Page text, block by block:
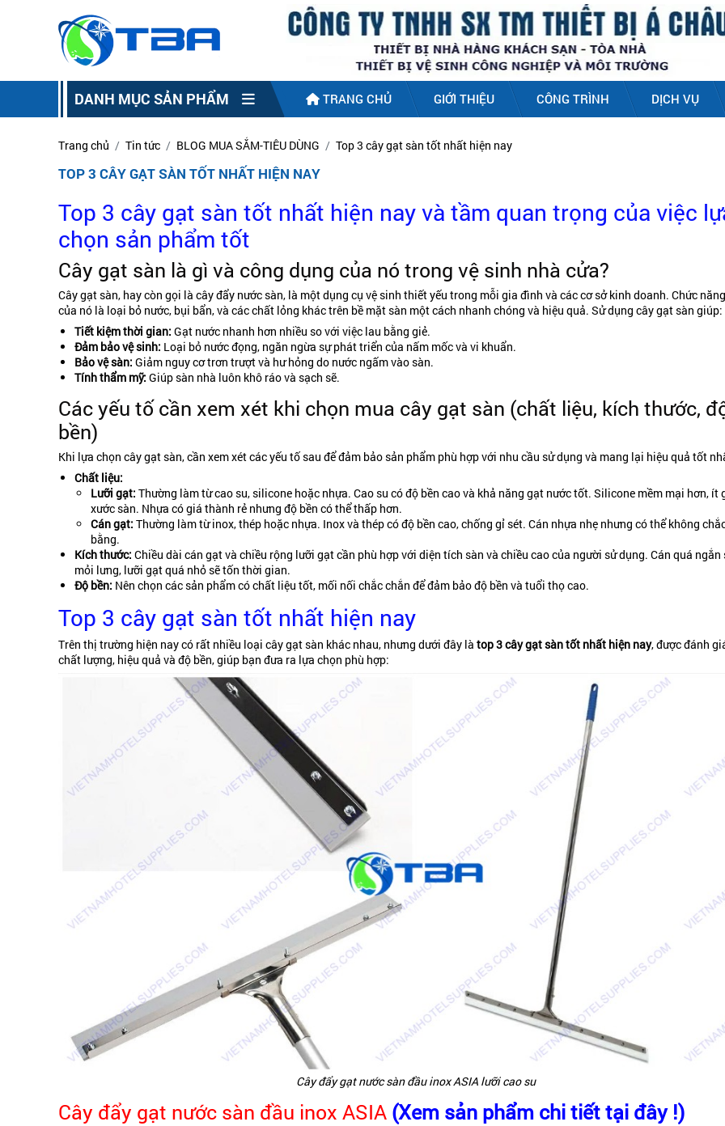
DANH MỤC SẢN PHẨM TRANG CHỦ GIỚI THIỆU CÔNG TRÌNH DỊCH VỤ
Trang chủ Tin tức BLOG MUA SẮM-TIÊU DÙNG Top 3 cây gạt sàn tốt nhất hiện nay
TOP 3 CÂY GẠT SÀN TỐT NHẤT HIỆN NAY
Top 3 cây gạt sàn tốt nhất hiện nay và tầm quan trọng của việc
chọn sản phẩm tốt
Cây gạt sàn là gì và công dụng của nó trong vệ sinh nhà cửa?
Cây gạt sàn, hay còn gọi là cây đẩy nước sàn, là một dụng cụ vệ sinh thiết yếu trong mỗi gia đình và các cơ sở kinh doanh. Chức
của nó là loại bỏ nước, bụi bẩn, và các chất lỏng khác trên bề mặt sàn một cách nhanh chóng và hiệu quả. Sử dụng cây gạt sàn giúp:
Tiết kiệm thời gian: Gạt nước nhanh hơn nhiều so với việc lau bằng giẻ.
Đảm bảo vệ sinh: Loại bỏ nước đọng, ngăn ngừa sự phát triển của nấm mốc và vi khuẩn.
Bảo vệ sàn: Giảm nguy cơ trơn trượt và hư hỏng do nước ngấm vào sàn.
Tính thẩm mỹ: Giúp sàn nhà luôn khô ráo và sạch sẽ.
Các yếu tố cần xem xét khi chọn mua cây gạt sàn (chất liệu, kích thước,
bền)
Khi lựa chọn cây gạt sàn, cần xem xét các yếu tố sau để đảm bảo sản phẩm phù hợp với nhu cầu sử dụng và mang lại hiệu quả tốt
Chất liệu:
Lưỡi gạt: Thường làm từ cao su, silicone hoặc nhựa. Cao su có độ bền cao và khả năng gạt nước tốt. Silicone mềm mại hơn, ít
xước sàn. Nhựa có giá thành rẻ nhưng độ bền có thể thấp hơn.
Cán gạt: Thường làm từ inox, thép hoặc nhựa. Inox và thép có độ bền cao, chống gỉ sét. Cán nhựa nhẹ nhưng có thể không
bằng.
Kích thước: Chiều dài cán gạt và chiều rộng lưỡi gạt cần phù hợp với diện tích sàn và chiều cao của người sử dụng. Cán quá ngắn
mỏi lưng, lưỡi gạt quá nhỏ sẽ tốn thời gian.
Độ bền: Nên chọn các sản phẩm có chất liệu tốt, mối nối chắc chắn để đảm bảo độ bền và tuổi thọ cao.
Top 3 cây gạt sàn tốt nhất hiện nay
Trên thị trường hiện nay có rất nhiều loại cây gạt sàn khác nhau, nhưng dưới đây là top 3 cây gạt sàn tốt nhất hiện nay, được đánh
chất lượng, hiệu quả và độ bền, giúp bạn đưa ra lựa chọn phù hợp:
Cây đẩy gạt nước sàn đầu inox ASIA lưỡi cao su
Cây đẩy gạt nước sàn đầu inox ASIA (Xem sản phẩm chi tiết tại đây !)